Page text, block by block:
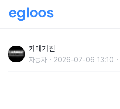
행
카매거진
자동차 2026-07-06 13:10